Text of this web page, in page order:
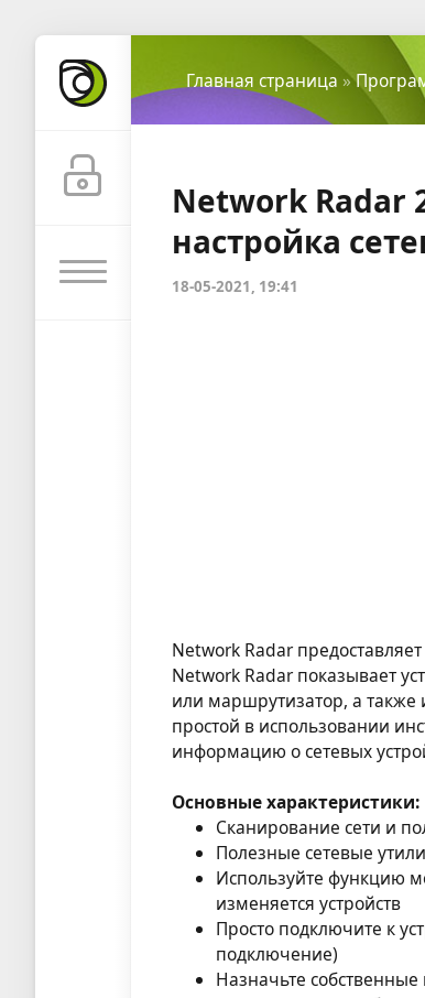
Главная страница »
Network Radar
настройка
18-05-2021, 19:41
Network Radar
Network Radar показывает
или маршрутизатор, а также
простой в использовании
информацию о сетевых
Основные характеристики:
Сканирование сети и
Полезные сетевые
Используйте функцию
изменяется устройств
Просто подключите к
подключение)
Назначьте